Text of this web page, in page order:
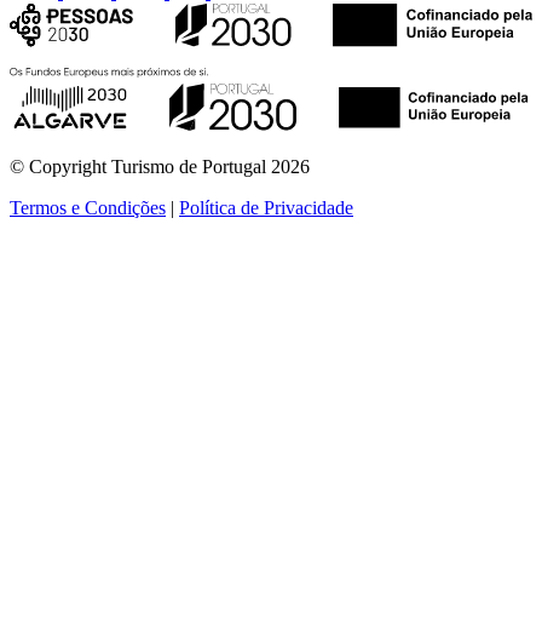
© Copyright Turismo de Portugal 2026
Termos e Condições | Política de Privacidade